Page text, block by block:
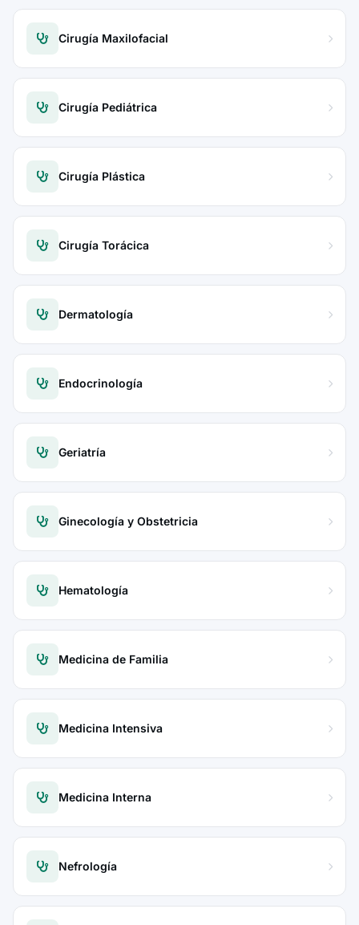
Cirugía Maxilofacial
Cirugía Pediátrica
Cirugía Plástica
Cirugía Torácica
Dermatología
Endocrinología
Geriatría
Ginecología y Obstetricia
Hematología
Medicina de Familia
Medicina Intensiva
Medicina Interna
Nefrología